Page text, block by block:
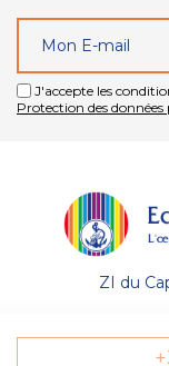
J'accepte les
Protection des données
ZI du